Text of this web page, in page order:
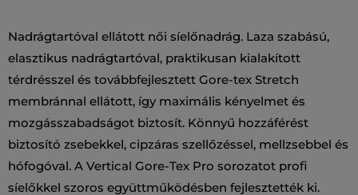
Nadrágtartóval ellátott női síelőnadrág. Laza szabású,
elasztikus nadrágtartóval, praktikusan kialakított
térdrésszel és továbbfejlesztett Gore-tex Stretch
membránnal ellátott, így maximális kényelmet és
mozgásszabadságot biztosít. Könnyű hozzáférést
biztosító zsebekkel, cipzáras szellőzéssel, mellzsebbel és
hófogóval. A Vertical Gore-Tex Pro sorozatot profi
síelőkkel szoros együttműködésben fejlesztették ki.